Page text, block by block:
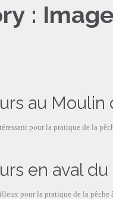
:
au Moulin
pour la pratique de la
en aval
pour la pratique de la